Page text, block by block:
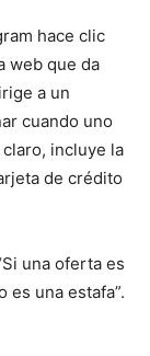
hace clic
web que da
a un
cuando uno
incluye la
de crédito
una oferta es
es una estafa”.